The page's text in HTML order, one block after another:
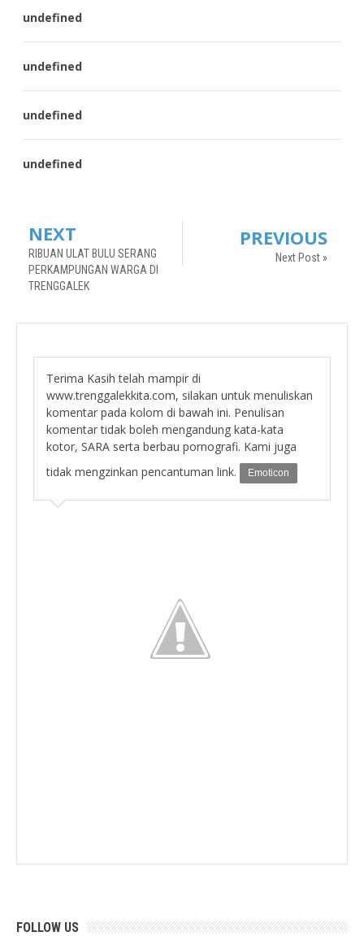
undefined
undefined
undefined
undefined
NEXT
RIBUAN ULAT BULU SERANG
PERKAMPUNGAN WARGA DI
TRENGGALEK
PREVIOUS
Next Post »
Terima Kasih telah mampir di
www.trenggalekkita.com, silakan untuk menuliskan
komentar pada kolom di bawah ini. Penulisan
komentar tidak boleh mengandung kata-kata
kotor, SARA serta berbau pornografi. Kami juga
tidak mengzinkan pencantuman link.
Emoticon
FOLLOW US